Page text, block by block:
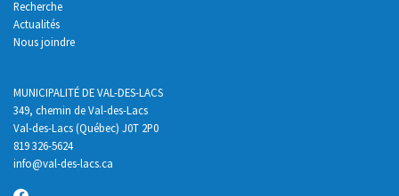
Recherche
Actualités
Nous joindre
MUNICIPALITÉ DE VAL-DES-LACS
349, chemin de Val-des-Lacs
Val-des-Lacs (Québec) J0T 2P0
819 326-5624
info@val-des-lacs.ca